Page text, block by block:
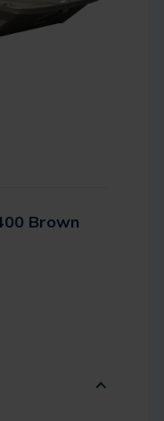
Brown
Rating